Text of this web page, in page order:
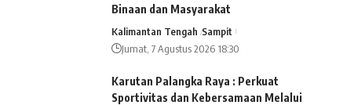
Binaan dan Masyarakat
Kalimantan Tengah Sampit
Jumat, 7 Agustus 2026 18:30
Karutan Palangka Raya : Perkuat
Sportivitas dan Kebersamaan Melalui